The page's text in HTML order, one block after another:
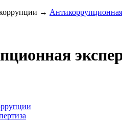
→ Антикоррупционная